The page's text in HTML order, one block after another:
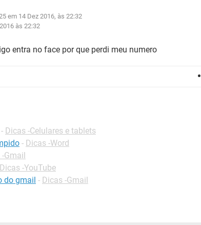
em 14 Dez 2016, às 22:32
às 22:32
entra no face por que perdi meu numero
- Dicas -Celulares e tablets
- Dicas -Word
Gmail
Dicas -YouTube
do gmail - Dicas -Gmail